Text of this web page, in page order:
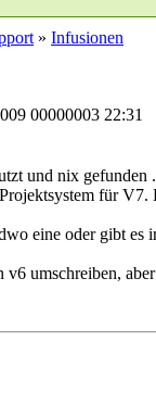
» Infusionen
00000003 22:31
und nix gefunden
für V7.
eine oder gibt es
v6 umschreiben,